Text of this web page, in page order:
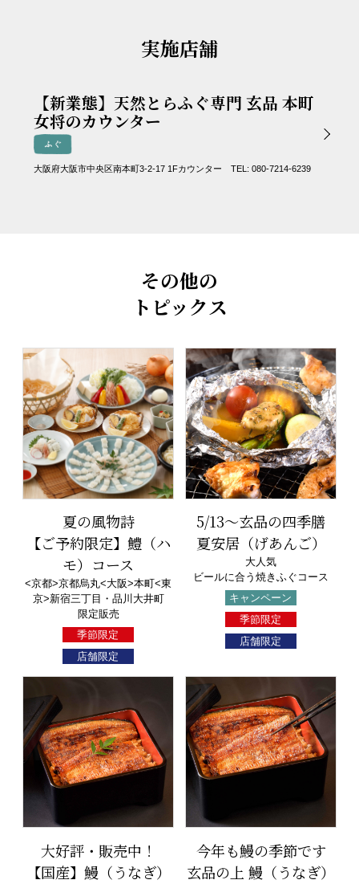
実施店舗
【新業態】天然とらふぐ専門 玄品 本町
女将のカウンター
大阪府大阪市中央区南本町3-2-17 1Fカウンター TEL: 080-7214-6239
その他の
トピックス
夏の風物詩
【ご予約限定】鱧（ハ
モ）コース
<京都>京都烏丸<大阪>本町<東
京>新宿三丁目・品川大井町
限定販売
季節限定
店舗限定
5/13～玄品の四季膳
夏安居（げあんご）
大人気
ビールに合う焼きふぐコース
キャンペーン
季節限定
店舗限定
大好評・販売中！
【国産】鰻（うなぎ）
今年も鰻の季節です
玄品の上 鰻（うなぎ）